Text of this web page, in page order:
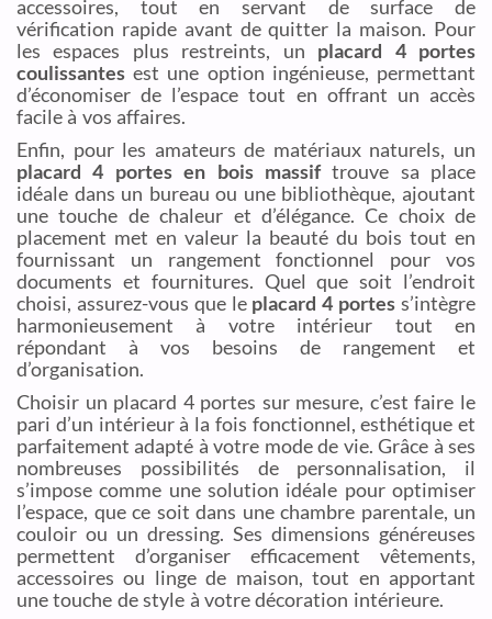
accessoires, tout en servant de surface de
vérification rapide avant de quitter la maison. Pour
les espaces plus restreints, un placard 4 portes
coulissantes est une option ingénieuse, permettant
d’économiser de l’espace tout en offrant un accès
facile à vos affaires.
Enfin, pour les amateurs de matériaux naturels, un
placard 4 portes en bois massiftrouve sa place
idéale dans un bureau ou une bibliothèque, ajoutant
une touche de chaleur et d’élégance. Ce choix de
placement met en valeur la beauté du bois tout en
fournissant un rangement fonctionnel pour vos
documents et fournitures. Quel que soit l’endroit
choisi, assurez-vous que le placard 4 portes s’intègre
harmonieusement à votre intérieur tout en
répondant à vos besoins de rangement et
d’organisation.
Choisir un placard 4 portes sur mesure, c’est faire le
pari d’un intérieur à la fois fonctionnel, esthétique et
parfaitement adapté à votre mode de vie. Grâce à ses
nombreuses possibilités de personnalisation, il
s’impose comme une solution idéale pour optimiser
l’espace, que ce soit dans une chambre parentale, un
couloir ou un dressing. Ses dimensions généreuses
permettent d’organiser efficacement vêtements,
accessoires ou linge de maison, tout en apportant
une touche de style à votre décoration intérieure.